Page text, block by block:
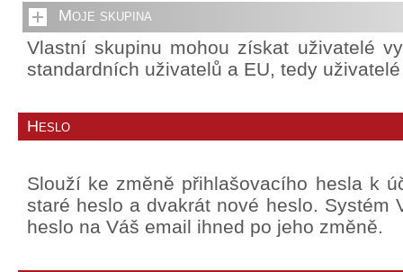
Moje skupina
Vlastní skupinu mohou získat uživatelé
standardních uživatelů a EU, tedy
Heslo
Slouží ke změně přihlašovacího hesla k
staré heslo a dvakrát nové heslo. Systém
heslo na Váš email ihned po jeho změně.